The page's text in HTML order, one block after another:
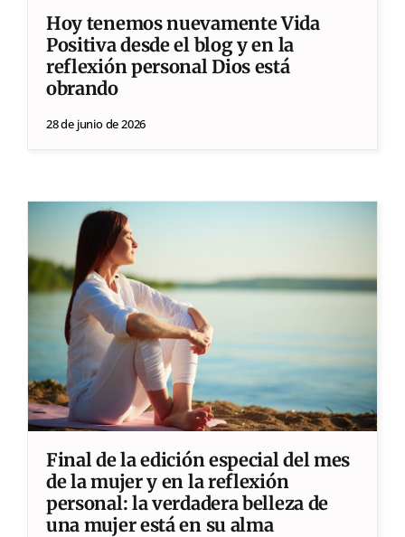
Hoy tenemos nuevamente Vida
Positiva desde el blog y en la
reflexión personal Dios está
obrando
28 de junio de 2026
Final de la edición especial del mes
de la mujer y en la reflexión
personal: la verdadera belleza de
una mujer está en su alma